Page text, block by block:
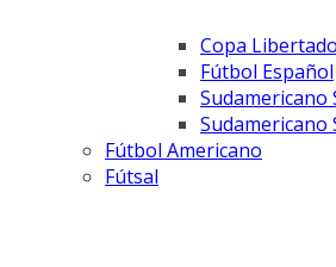
Copa
Fútbol Español
Sudamericano
Sudamericano
Fútbol Americano
Fútsal